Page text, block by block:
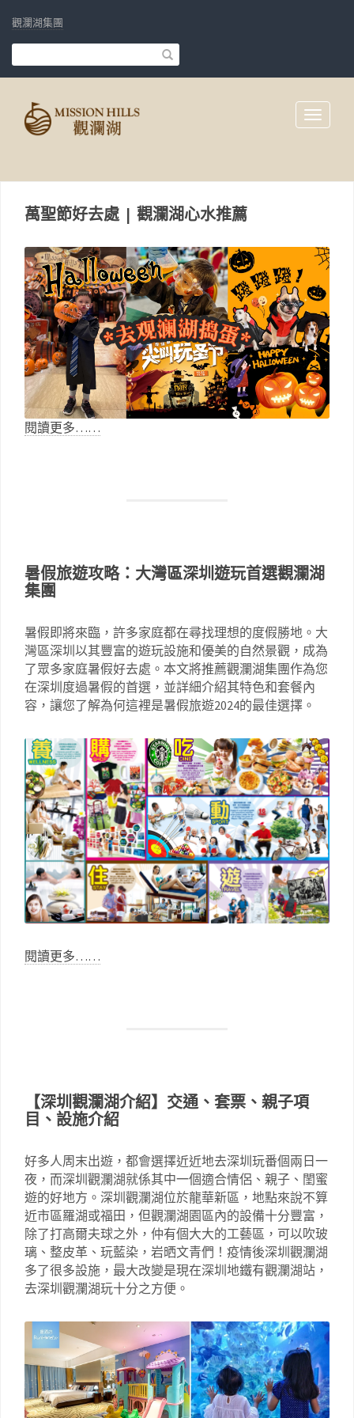
觀瀾湖集團
Toggle
萬聖節好去處 | 觀瀾湖心水推薦
閱讀更多……
暑假旅遊攻略：大灣區深圳遊玩首選觀瀾湖
集團
暑假即將來臨，許多家庭都在尋找理想的度假勝地。大
灣區深圳以其豐富的遊玩設施和優美的自然景觀，成為
了眾多家庭暑假好去處。本文將推薦觀瀾湖集團作為您
在深圳度過暑假的首選，並詳細介紹其特色和套餐內
容，讓您了解為何這裡是暑假旅遊2024的最佳選擇。
閱讀更多……
【深圳觀瀾湖介紹】交通、套票、親子項
目、設施介紹
好多人周末出遊，都會選擇近近地去深圳玩番個兩日一
夜，而深圳觀瀾湖就係其中一個適合情侶、親子、閨蜜
遊的好地方。深圳觀瀾湖位於龍華新區，地點來說不算
近市區羅湖或福田，但觀瀾湖園區內的設備十分豐富，
除了打高爾夫球之外，仲有個大大的工藝區，可以吹玻
璃、整皮革、玩藍染，岩晒文青們！疫情後深圳觀瀾湖
多了很多設施，最大改變是現在深圳地鐵有觀瀾湖站，
去深圳觀瀾湖玩十分之方便。